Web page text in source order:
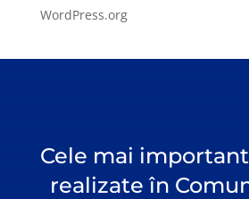
WordPress.org
Cele mai
realizate în